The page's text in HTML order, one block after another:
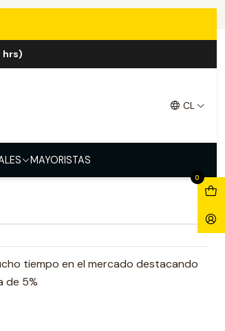
hrs)
CL
MAYORISTAS
0
Desechables
tiempo en el mercado destacando
de 5%